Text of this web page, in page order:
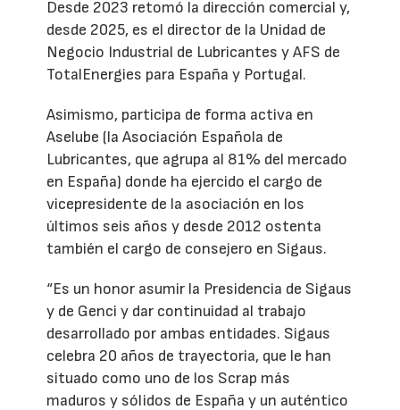
Desde 2023 retomó la dirección comercial y,
desde 2025, es el director de la Unidad de
Negocio Industrial de Lubricantes y AFS de
TotalEnergies para España y Portugal.
Asimismo, participa de forma activa en
Aselube (la Asociación Española de
Lubricantes, que agrupa al 81% del mercado
en España) donde ha ejercido el cargo de
vicepresidente de la asociación en los
últimos seis años y desde 2012 ostenta
también el cargo de consejero en Sigaus.
“Es un honor asumir la Presidencia de Sigaus
y de Genci y dar continuidad al trabajo
desarrollado por ambas entidades. Sigaus
celebra 20 años de trayectoria, que le han
situado como uno de los Scrap más
maduros y sólidos de España y un auténtico